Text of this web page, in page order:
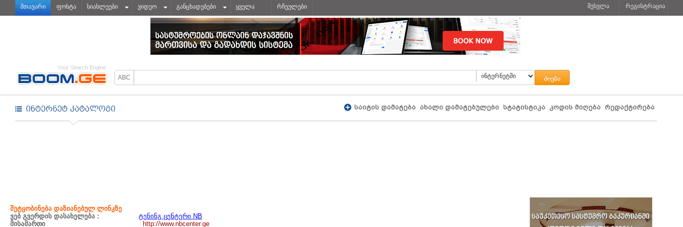
მთავარი ფოსტა სიახლეები ვიდეო განცხადებები ყველა რჩეულები შესვლა რეგისტრაცია
საიტის დამატება ახალი დამატებულები სტატისტიკა კოდის მიღება რედაქტირება
შეტყობინება დაზიანებულ ლინკზე
ვებ გვერდის დასახელება :
ტენინგ ცენტერი NB
მისამართი
http://www.nbcenter.ge